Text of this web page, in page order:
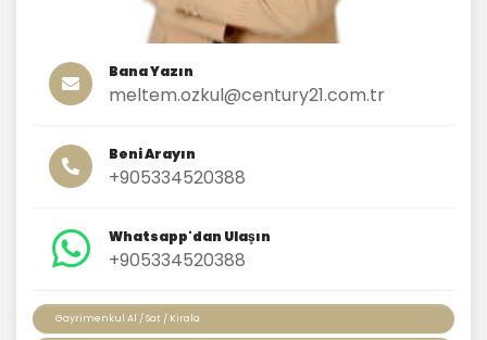
Bana Yazın
meltem.ozkul@century21.com.tr
Beni Arayın
+905334520388
Whatsapp'dan Ulaşın
+905334520388
Gayrimenkul Al / Sat / Kirala